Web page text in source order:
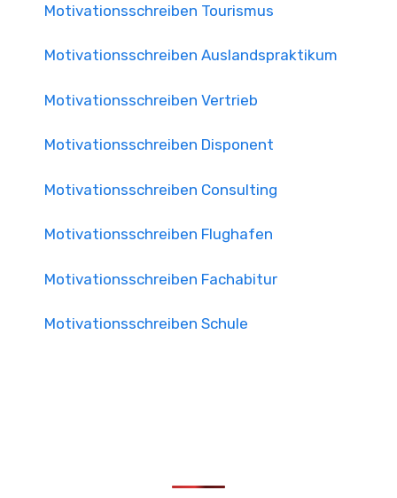
Motivationsschreiben Tourismus
Motivationsschreiben Auslandspraktikum
Motivationsschreiben Vertrieb
Motivationsschreiben Disponent
Motivationsschreiben Consulting
Motivationsschreiben Flughafen
Motivationsschreiben Fachabitur
Motivationsschreiben Schule